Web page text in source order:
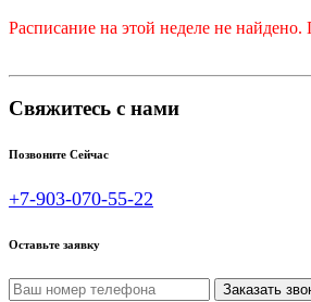
Расписание на этой неделе не
Свяжитесь с нами
Позвоните Сейчас
+7-903-070-55-22
Оставьте заявку